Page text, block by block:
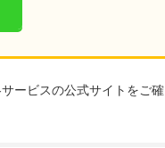
ービスの公式サイトをご確